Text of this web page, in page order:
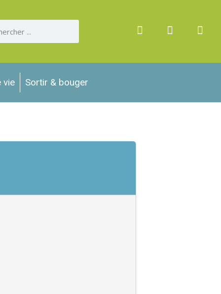
vie Sortir & bouger